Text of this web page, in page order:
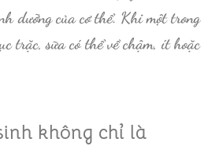
dưỡng của cơ thể. Khi một trong
trặc, sữa có thể về chậm, ít hoặc
không chỉ là